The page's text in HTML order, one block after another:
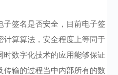
子签名是否安全，目前电子签
计算算法，安全程度上等同于
时数字化技术的应用能够保证
传输的过程当中内部所有的数